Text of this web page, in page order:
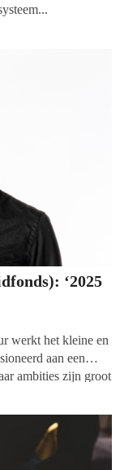
‘2025
werkt het kleine en
aan een
ambities zijn groot
weten te komen